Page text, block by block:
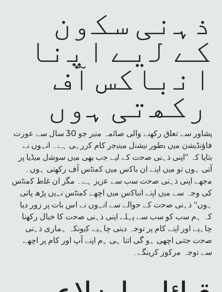
ذﮨﻧﯽ ﺳﮑون
ﮐﮯ ﻟﯾﮯ اﭘﻧﺎ
اﻧﺑﺎﮐس آف
رﮐﮭﺗﯽ ﮨوں
ﭘﺷﺎور ﺳﮯ ﺗﻌﻠق رﮐﮭﻧﮯ واﻟﯽ ﺻﺎﺋمہ ﻣﻧﯾر ﺟو 30 ﺳﺎل ﺳﮯ ﻋورت
ﻓﺎؤﻧڈﯾﺷن ﻣﯾں ﺑطور ﻧﯾﺷﻧل ﻣﯾﻧﯾﺟر ﮐﺎم ﮐررﮨﯽ ﮨﮯ۔ اﻧﮩوں ﻧﮯ
ﺑﺗﺎﯾﺎ کہ ”اﭘﻧﯽ ذﮨﻧﯽ ﺻﺣت ﮐﮯ ﻟﯾﮯ ﺟب ﺑﮭﯽ ﻣﯾں ﺳوﺷل ﻣﯾڈﯾﺎ ﭘر
آﺗﯽ ﮨوں ﺗو ﻣﯾں اﭘﻧﮯ ان ﺑﺎﮐس ﻣﯾں ﮐﻣﻧﭨس آف رﮐﮭﺗﯽ ﮨوں۔
ﻣﺟﮭﮯ اﭘﻧﯽ ذﮨﻧﯽ ﺻﺣت ﺳب ﺳﮯ ﻋزﯾز ﮨﮯ۔ ﻣﮕر ان ﻏﻠط ﮐﻣﻧﭨس
ﮐﯽ وﺟہ ﺳﮯ ﻣﯾں اﭘﻧﮯ اﻧﺑﺎﮐس ﻣﯾں اﭼﮭﮯ ﮐﻣﻧﭨس ﻧﮩﯾں ﭘڑھ ﭘﺎﺗﯽ
ﮨوں“ ذﮨﻧﯽ ﺻﺣت ﮐﮯ ﺣواﻟﮯ ﺳﮯ اﻧﮩوں ﻧﮯ اس ﺑﺎت ﭘر زور دﯾﺎ
ﮐہ ﮨم ﺳب ﮐو ﺳب ﺳﮯ ﭘﮩﻠﮯ اﭘﻧﯽ ذﮨﻧﯽ ﺻﺣت ﮐﺎ ﺧﯾﺎل رﮐﮭﻧﺎ
ﭼﺎﮨﯾﮯ اور اﭘﻧﮯ ﮐﺎم ﭘر ﺗوجہ دﯾﻧﯽ ﭼﺎﮨﯾﮯ ﮐﯾونکہ ﮨﻣﺎری ذﮨﻧﯽ
ﺻﺣت ﺟﺗﻧﯽ اﭼﮭﯽ ﮨو ﮔﯽ اﺗﻧﺎ ﮨﯽ ﮨم اﭘﻧﮯ آپ اور ﮐﺎم ﭘر اﭼﮭﮯ
ﺳﮯ ﺗوجہ ﻣرﮐوز ﮐرﯾﻧﮕﮯ۔